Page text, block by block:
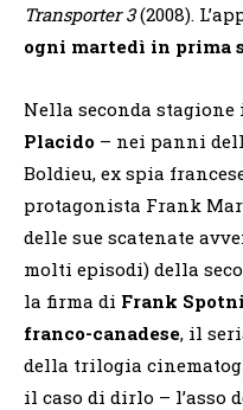
Transporter 3(2008).
ogni martedì in prima
Nella seconda
Placido – nei panni
Boldieu, ex spia
protagonista Frank
delle sue scatenate
molti episodi) della
la firma di Frank
franco-canadese, il
della trilogia
il caso di dirlo – l’asso